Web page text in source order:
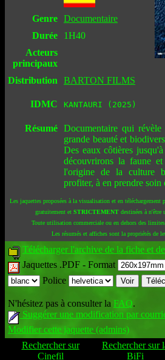
Genre Documentaire
Durée
1H40
Acteurs
principaux
Distribution
BARTON FILMS
IDMC KANTAURI (2025)
Résumé Documentaire qui
grande beauté et
Des eaux côtières
découvrirons la faune
l'origine de la culture
profiter, à en prendre soin
Les jaquettes proposées à la visualisation et en téléchargement
gratuitement et STRICTEMENTdestinées à n'être
Toute utilisation commerciale ou en dehors des
Les résumés et affiches sont la propriétés de
Télécharger l'archive de la fiche et
Jaquettes .PDF - Format
Police
N'hésitez pas à consulter la FAQ.
Suggérer une modification par
Modifier cette jaquette (admins)
Rechercher sur
Cinefil
Rechercher sur
BiFi